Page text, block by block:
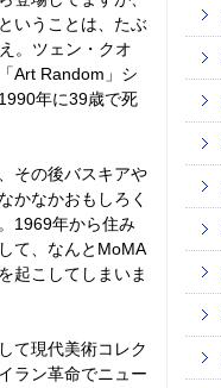
いうことは、たぶ
。ツェン・クオ
Art Random」シ
年に39歳で死
その後バスキアや
かなかおもしろく
1969年から住み
て、なんとMoMA
起こしてしまいま
て現代美術コレク
ラン革命でニュー